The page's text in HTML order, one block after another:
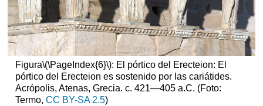
Figura\(\PageIndex{6}\): El pórtico del Erecteion: El
pórtico del Erecteion es sostenido por las cariátides.
Acrópolis, Atenas, Grecia. c. 421—405 a.C. (Foto:
Termo, CC BY-SA 2.5)